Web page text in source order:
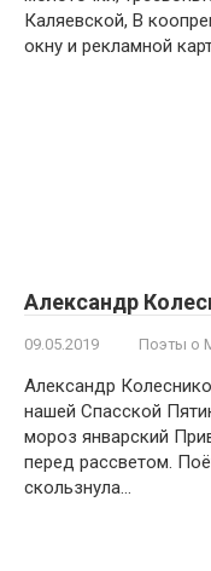
Каляевской, В
окну и рекламной
Александр
09.05.2019 Поэты о
Александр
нашей Спасской
мороз январский
перед рассветом.
скользнула…